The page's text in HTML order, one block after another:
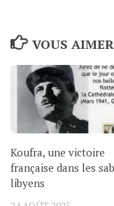
VOUS
Koufra, une victoire
française dans les
libyens